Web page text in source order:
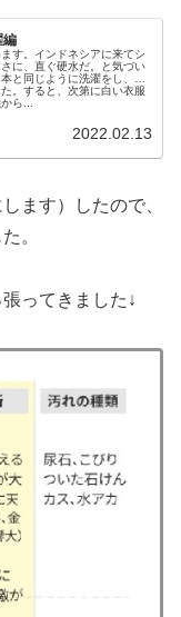
編
す。インドネシアに来てシ
に、直ぐ硬水だ。と気づい
と同じように洗濯をし、洗
。すると、次第に白い衣服
ら...
2022.02.13
ます）したので、
。
ってきました↓